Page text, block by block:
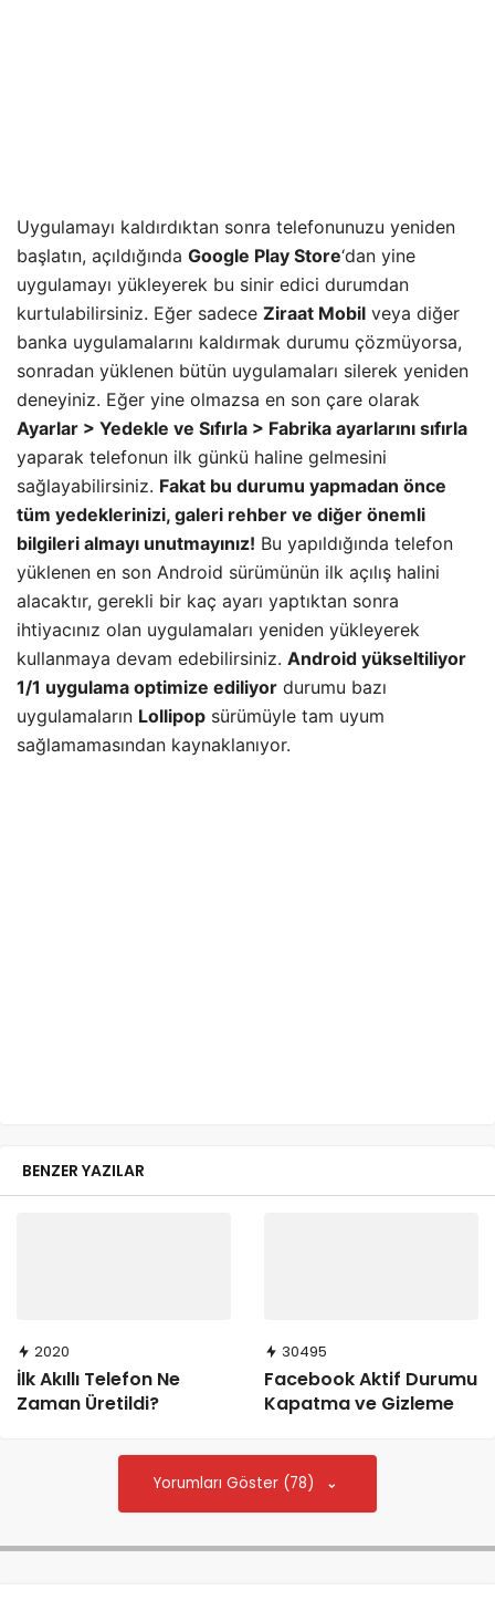
Uygulamayı kaldırdıktan sonra telefonunuzu yeniden
başlatın, açıldığında Google Play Store‘dan yine
uygulamayı yükleyerek bu sinir edici durumdan
kurtulabilirsiniz. Eğer sadece Ziraat Mobil veya diğer
banka uygulamalarını kaldırmak durumu çözmüyorsa,
sonradan yüklenen bütün uygulamaları silerek yeniden
deneyiniz. Eğer yine olmazsa en son çare olarak
Ayarlar > Yedekle ve Sıfırla > Fabrika ayarlarını sıfırla
yaparak telefonun ilk günkü haline gelmesini
sağlayabilirsiniz. Fakat bu durumu yapmadan önce
tüm yedeklerinizi, galeri rehber ve diğer önemli
bilgileri almayı unutmayınız! Bu yapıldığında telefon
yüklenen en son Android sürümünün ilk açılış halini
alacaktır, gerekli bir kaç ayarı yaptıktan sonra
ihtiyacınız olan uygulamaları yeniden yükleyerek
kullanmaya devam edebilirsiniz. Android yükseltiliyor
1/1 uygulama optimize ediliyor durumu bazı
uygulamaların Lollipop sürümüyle tam uyum
sağlamamasından kaynaklanıyor.
BENZER YAZILAR
2020
İlk Akıllı Telefon Ne
Zaman Üretildi?
30495
Facebook Aktif Durumu
Kapatma ve Gizleme
Yorumları Göster (78)